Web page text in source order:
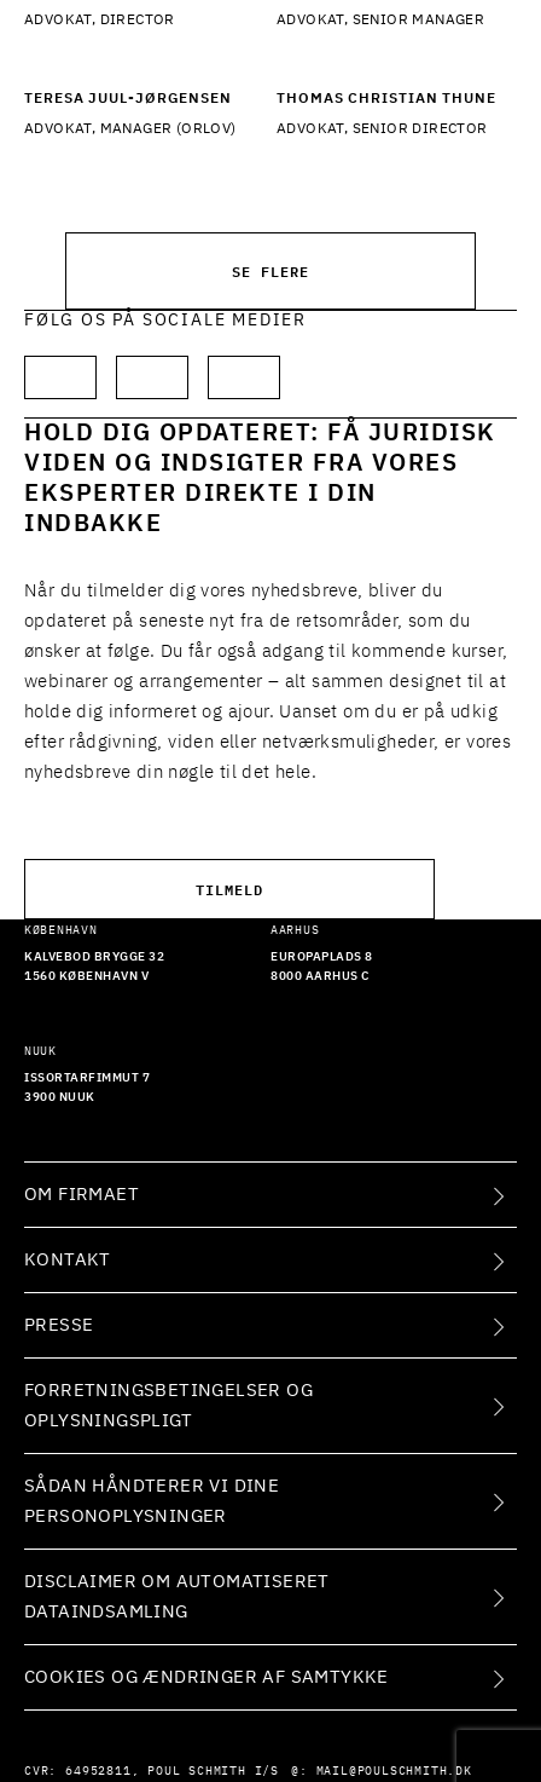
ADVOKAT, DIRECTOR ADVOKAT, SENIOR MANAGER
TERESA JUUL-JØRGENSEN
ADVOKAT, MANAGER (ORLOV)
THOMAS CHRISTIAN THUNE
ADVOKAT, SENIOR DIRECTOR
SE FLERE
FØLG OS PÅ SOCIALE MEDIER
HOLD DIG OPDATERET: FÅ JURIDISK
VIDEN OG INDSIGTER FRA VORES
EKSPERTER DIREKTE I DIN
INDBAKKE
Når du tilmelder dig vores nyhedsbreve, bliver du
opdateret på seneste nyt fra de retsområder, som du
ønsker at følge. Du får også adgang til kommende kurser,
webinarer og arrangementer – alt sammen designet til at
holde dig informeret og ajour. Uanset om du er på udkig
efter rådgivning, viden eller netværksmuligheder, er vores
nyhedsbreve din nøgle til det hele.
TILMELD
KØBENHAVN
KALVEBOD BRYGGE 32
1560 KØBENHAVN V
AARHUS
EUROPAPLADS 8
8000 AARHUS C
NUUK
ISSORTARFIMMUT 7
3900 NUUK
CVR: 64952811, POUL SCHMITH I/S @: MAIL@POULSCHMITH.DK
OM FIRMAET
KONTAKT
PRESSE
FORRETNINGSBETINGELSER OG
OPLYSNINGSPLIGT
SÅDAN HÅNDTERER VI DINE
PERSONOPLYSNINGER
DISCLAIMER OM AUTOMATISERET
DATAINDSAMLING
COOKIES OG ÆNDRINGER AF SAMTYKKE